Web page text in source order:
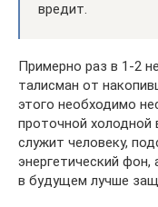
вредит.
Примерно раз в 1-2
талисман от
этого необходимо
проточной холодной
служит человеку,
энергетический фон,
в будущем лучше